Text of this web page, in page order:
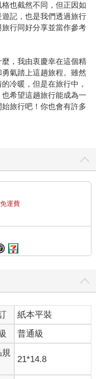
也截然不同，但正因如
記，也是我們透過旅行
行同好分享並當作參考
，我由衷慶幸在這個精
氣踏上這趟旅程。雖然
冷暖，但是在旅行中，
希望這趟旅行能成為一
旅行吧！你也會有許多
運費
紙本平裝
普通級
規
21*14.8